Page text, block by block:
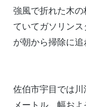
強風で折れた木
ていてガソリン
が朝から掃除に追
佐伯市宇目では